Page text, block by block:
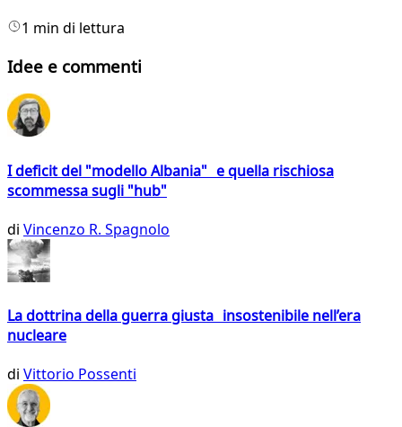
1 min di lettura
Idee e commenti
I deficit del "modello Albania" e quella rischiosa
scommessa sugli "hub"
di Vincenzo R. Spagnolo
La dottrina della guerra giusta insostenibile nell’era
nucleare
di Vittorio Possenti